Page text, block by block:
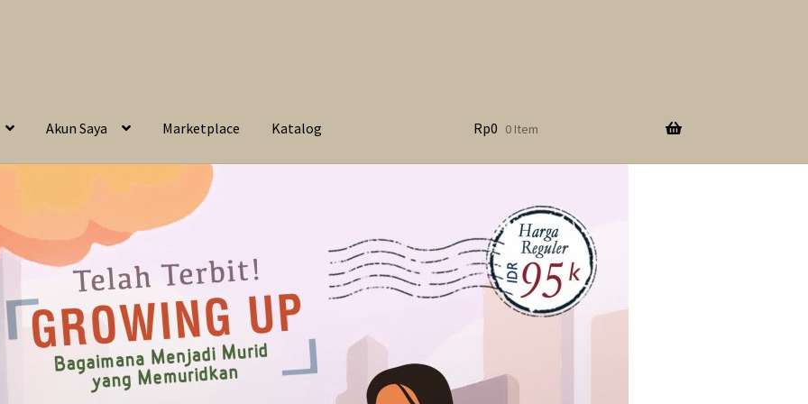
Akun Saya Marketplace Katalog Rp0 0 Item